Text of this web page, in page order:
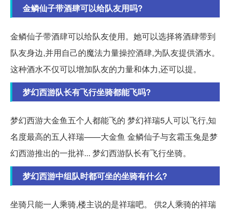
金鳞仙子带酒肆可以给队友用吗?
金鳞仙子带酒肆可以给队友使用。她可以选择将酒肆带到
队友身边,并用自己的魔法力量操控酒肆,为队友提供酒水。
这种酒水不仅可以增加队友的力量和体力,还可以提。
梦幻西游队长有飞行坐骑都能飞吗?
梦幻西游大金鱼五个人都能飞的 梦幻祥瑞5人可以飞行,知
名度最高的五人祥瑞——大金鱼 金鳞仙子与玄霜玉兔是梦
幻西游推出的一批祥... 梦幻西游队长有飞行坐骑。
梦幻西游中组队时都可坐的坐骑有什么?
坐骑只能一人乘骑,楼主说的是祥瑞吧。 供2人乘骑的祥瑞